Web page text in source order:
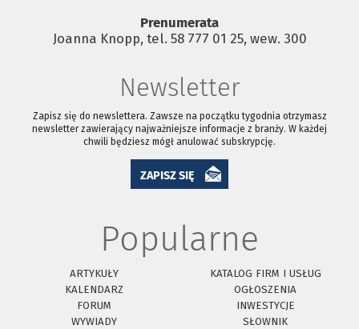
Prenumerata
Joanna Knopp, tel. 58 777 01 25, wew. 300
Newsletter
Zapisz się do newslettera. Zawsze na początku tygodnia otrzymasz
newsletter zawierający najważniejsze informacje z branży. W każdej
chwili będziesz mógł anulować subskrypcję.
ZAPISZ SIĘ
Popularne
ARTYKUŁY
KATALOG FIRM I USŁUG
KALENDARZ
OGŁOSZENIA
FORUM
INWESTYCJE
WYWIADY
SŁOWNIK